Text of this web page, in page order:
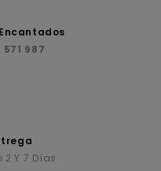
571 987
2 Y 7 Días